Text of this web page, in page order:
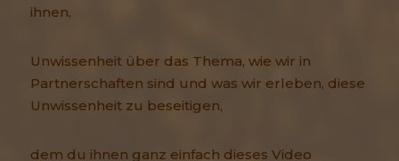
ihnen,
Unwissenheit über das Thema, wie wir in
Partnerschaften sind und was wir erleben, diese
Unwissenheit zu beseitigen,
dem du ihnen ganz einfach dieses Video